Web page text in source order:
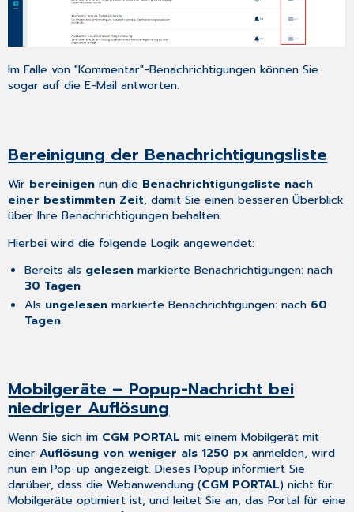
Im Falle von "Kommentar"-Benachrichtigungen können Sie
sogar auf die E-Mail antworten.
Bereinigung der Benachrichtigungsliste
Wir bereinigennun die Benachrichtigungsliste nach
einer bestimmten Zeit, damit Sie einen besseren Überblick
über Ihre Benachrichtigungen behalten.
Hierbei wird die folgende Logik angewendet:
Bereits als gelesen markierte Benachrichtigungen: nach
30 Tagen
Als ungelesen markierte Benachrichtigungen: nach 60
Tagen
Mobilgeräte – Popup-Nachricht bei
niedriger Auflösung
Wenn Sie sich im CGM PORTAL mit einem Mobilgerät mit
einer Auflösung von weniger als 1250 px anmelden, wird
nun ein Pop-up angezeigt. Dieses Popup informiert Sie
darüber, dass die Webanwendung (CGM PORTAL) nicht für
Mobilgeräte optimiert ist, und leitet Sie an, das Portal für eine